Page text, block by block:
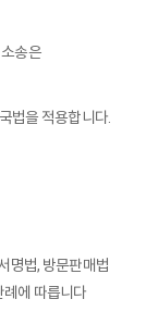
송은
법을 적용합니다.
명법, 방문판매법
에 따릅니다